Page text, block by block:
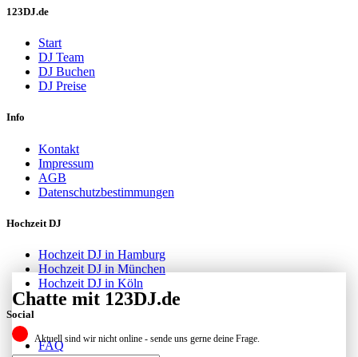
123DJ.de
Start
DJ Team
DJ Buchen
DJ Preise
Info
Kontakt
Impressum
AGB
Datenschutzbestimmungen
Hochzeit DJ
Hochzeit DJ in Hamburg
Hochzeit DJ in München
Hochzeit DJ in Köln
Social
FAQ
Chatte mit 123DJ.de
Aktuell sind wir nicht online - sende uns gerne deine Frage.